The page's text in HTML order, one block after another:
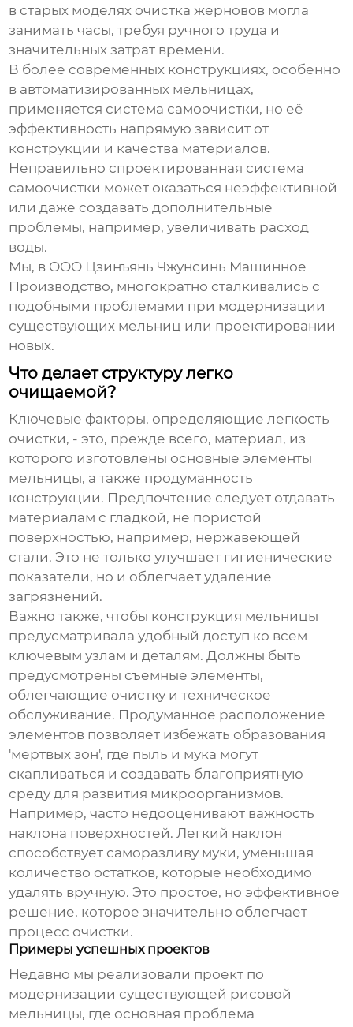
в старых моделях очистка жерновов могла
занимать часы, требуя ручного труда и
значительных затрат времени.
В более современных конструкциях, особенно
в автоматизированных мельницах,
применяется система самоочистки, но её
эффективность напрямую зависит от
конструкции и качества материалов.
Неправильно спроектированная система
самоочистки может оказаться неэффективной
или даже создавать дополнительные
проблемы, например, увеличивать расход
воды.
Мы, в ООО Цзинъянь Чжунсинь Машинное
Производство, многократно сталкивались с
подобными проблемами при модернизации
существующих мельниц или проектировании
новых.
Что делает структуру легко
очищаемой?
Ключевые факторы, определяющие легкость
очистки, - это, прежде всего, материал, из
которого изготовлены основные элементы
мельницы, а также продуманность
конструкции. Предпочтение следует отдавать
материалам с гладкой, не пористой
поверхностью, например, нержавеющей
стали. Это не только улучшает гигиенические
показатели, но и облегчает удаление
загрязнений.
Важно также, чтобы конструкция мельницы
предусматривала удобный доступ ко всем
ключевым узлам и деталям. Должны быть
предусмотрены съемные элементы,
облегчающие очистку и техническое
обслуживание. Продуманное расположение
элементов позволяет избежать образования
'мертвых зон', где пыль и мука могут
скапливаться и создавать благоприятную
среду для развития микроорганизмов.
Например, часто недооценивают важность
наклона поверхностей. Легкий наклон
способствует саморазливу муки, уменьшая
количество остатков, которые необходимо
удалять вручную. Это простое, но эффективное
решение, которое значительно облегчает
процесс очистки.
Примеры успешных проектов
Недавно мы реализовали проект по
модернизации существующей рисовой
мельницы, где основная проблема